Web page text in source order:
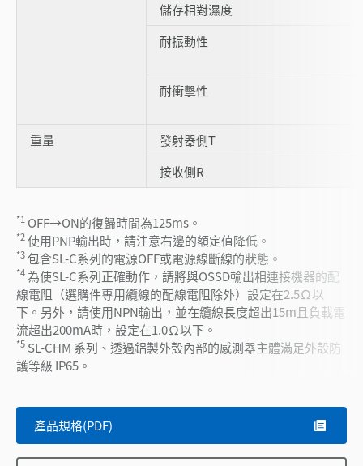
儲存相對濕度
耐振動性
耐衝擊性
重量
發射器側T
接收側R
*1 OFF→ON的復歸時間為125ms。
*2使用PNP輸出時，請注意右邊的額定值降低。
*3包含SL-C系列的電源OFF或電源線斷線的狀態。
*4 為使SL-C系列正確動作，請將與OSSD輸出相連接機器的配
線電阻（選購件專用纜線的配線電阻除外）設定在2.5Ω以
下。另外，請使用NPN輸出，並在纜線長度超出15m且負載電
流超出200mA時，設定在1.0Ω以下。
*5 SL-CHM 系列、透過鋁製外殼內部的感測器主體滿足外殼防
護等級 IP65。
產品規格(PDF)